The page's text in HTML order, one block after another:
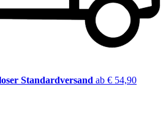
Standardversand ab € 54,90